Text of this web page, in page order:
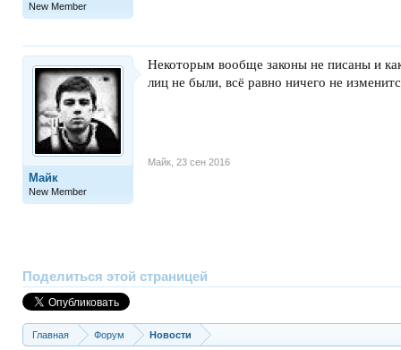
New Member
Майк
New Member
Некоторым вообще законы не писаны и
лиц не были, всё равно ничего не
Майк 23 сен 2016
Поделиться этой страницей
Главная Форум Новости